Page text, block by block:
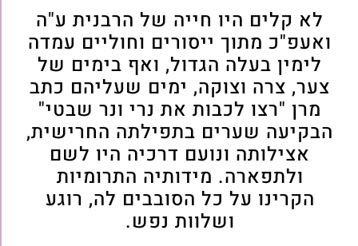
לא קלים היו חייה של הרבנית ע"ה
ואעפ"כ מתוך ייסורים וחוליים עמדה
לימין בעלה הגדול, ואף בימים של
צער, צרה וצוקה, ימים שעליהם כתב
מרן "רצו לכבות את נרי ונר שבטי"
הבקיעה שערים בתפילתה החרישית,
אצילותה ונועם דרכיה היו לשם
ולתפארה. מידותיה התרומיות
הקרינו על כל הסובבים לה, רוגע
ושלוות נפש.